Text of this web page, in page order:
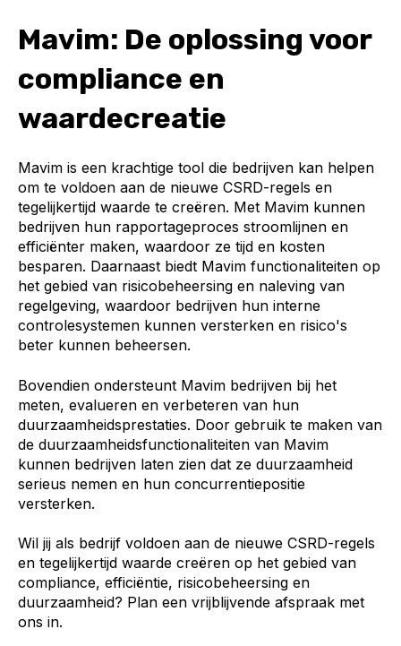
Mavim: De oplossing voor
compliance en
waardecreatie
Mavim is een krachtige tool die bedrijven kan helpen
om te voldoen aan de nieuwe CSRD-regels en
tegelijkertijd waarde te creëren. Met Mavim kunnen
bedrijven hun rapportageproces stroomlijnen en
efficiënter maken, waardoor ze tijd en kosten
besparen. Daarnaast biedt Mavim functionaliteiten op
het gebied van risicobeheersing en naleving van
regelgeving, waardoor bedrijven hun interne
controlesystemen kunnen versterken en risico's
beter kunnen beheersen.
Bovendien ondersteunt Mavim bedrijven bij het
meten, evalueren en verbeteren van hun
duurzaamheidsprestaties. Door gebruik te maken van
de duurzaamheidsfunctionaliteiten van Mavim
kunnen bedrijven laten zien dat ze duurzaamheid
serieus nemen en hun concurrentiepositie
versterken.
Wil jij als bedrijf voldoen aan de nieuwe CSRD-regels
en tegelijkertijd waarde creëren op het gebied van
compliance, efficiëntie, risicobeheersing en
duurzaamheid? Plan een vrijblijvende afspraak met
ons in.